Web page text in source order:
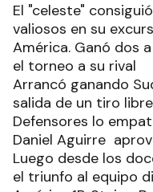
El "celeste"
valiosos en su
América. Ganó dos
el torneo a su rival
Arrancó ganando
salida de un tiro
Defensores lo
Daniel Aguirre
Luego desde los
el triunfo al equipo